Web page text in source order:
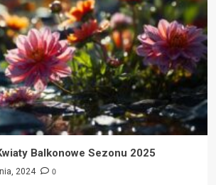
Balkonowe Sezonu 2025
2024 0